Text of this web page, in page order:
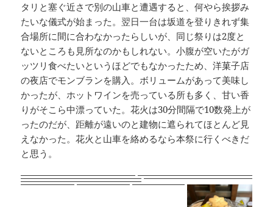
タリと塞ぐ近さで別の山車と遭遇すると、何やら挨拶み
たいな儀式が始まった。翌日一台は坂道を登りきれず集
合場所に間に合わなかったらしいが、同じ祭りは2度と
ないところも見所なのかもしれない。小腹が空いたがガ
ッツリ食べたいというほどでもなかったため、洋菓子店
の夜店でモンブランを購入。ボリュームがあって美味し
かったが、ホットワインを売っている所も多く、甘い香
りがそこら中漂っていた。花火は30分間隔で10数発上が
ったのだが、距離が遠いのと建物に遮られてほとんど見
えなかった。花火と山車を絡めるなら本祭に行くべきだ
と思う。